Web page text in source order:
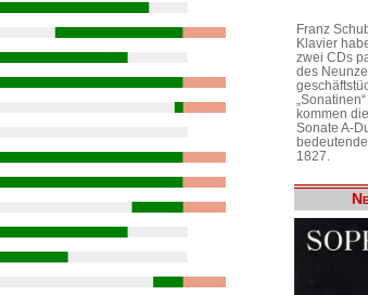
Franz
Klavier
zwei CDs
des
kommen
Sonate A-
1827.